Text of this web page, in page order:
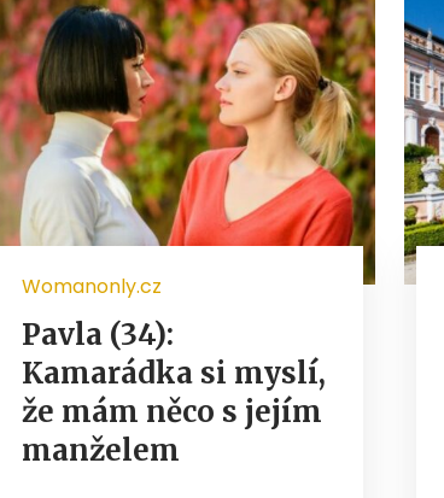
Womanonly.cz
Pavla (34):
Kamarádka si myslí,
že mám něco s jejím
manželem